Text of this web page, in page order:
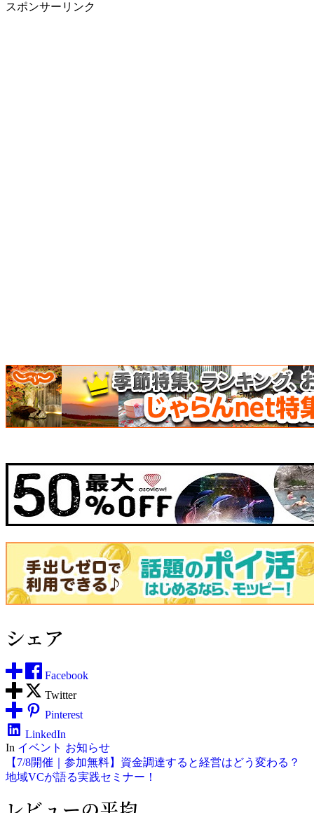
スポンサーリンク
シェア
Facebook
Twitter
Pinterest
LinkedIn
In イベント お知らせ
投
稿
【7/8開催｜参加無料】資金調達すると経営はどう変わる？
地域VCが語る実践セミナー！